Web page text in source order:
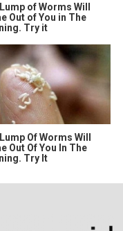
of Worms Will
Out of You in The
Try it
Of Worms Will
Out Of You In The
Try It